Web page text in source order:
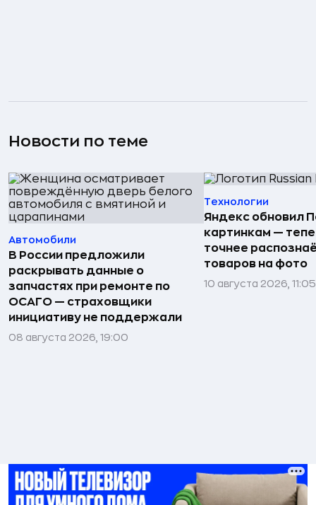
Новости по теме
Автомобили
В России предложили
раскрывать данные о
запчастях при ремонте по
ОСАГО — страховщики
инициативу не поддержали
08 августа 2026, 19:00
Технологии
Яндекс обновил
картинкам —
точнее
товаров на фото
10 августа 2026, 11:05